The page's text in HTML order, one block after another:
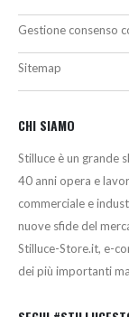
Gestione consenso
Sitemap
CHI SIAMO
Stilluce è un grande
40 anni opera e
commerciale e
nuove sfide del
Stilluce-Store.it, e-
dei più importanti